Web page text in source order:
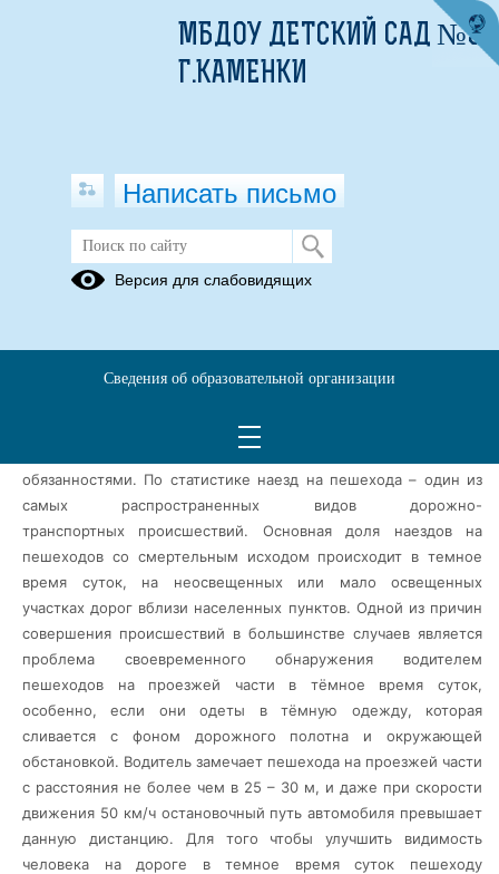
Светоотражатели
Госавтоинспекция Каменского района призывает пешеходов
использовать световозвращающие элементы на одежде.
Пешеход - самый массовый участник дорожного движения,
который согласно ПДД наделен как правами, так и
обязанностями. По статистике наезд на пешехода – один из
самых распространенных видов дорожно-
транспортных происшествий. Основная доля наездов на
пешеходов со смертельным исходом происходит в темное
время суток, на неосвещенных или мало освещенных
участках дорог вблизи населенных пунктов. Одной из причин
совершения происшествий в большинстве случаев является
проблема своевременного обнаружения водителем
пешеходов на проезжей части в тёмное время суток,
особенно, если они одеты в тёмную одежду, которая
сливается с фоном дорожного полотна и окружающей
обстановкой. Водитель замечает пешехода на проезжей части
с расстояния не более чем в 25 – 30 м, и даже при скорости
движения 50 км/ч остановочный путь автомобиля превышает
данную дистанцию. Для того чтобы улучшить видимость
человека на дороге в темное время суток пешеходу
МБДОУ ДЕТСКИЙ САД №3
Г.КАМЕНКИ
Написать письмо
Версия для слабовидящих
Сведения об образовательной организации